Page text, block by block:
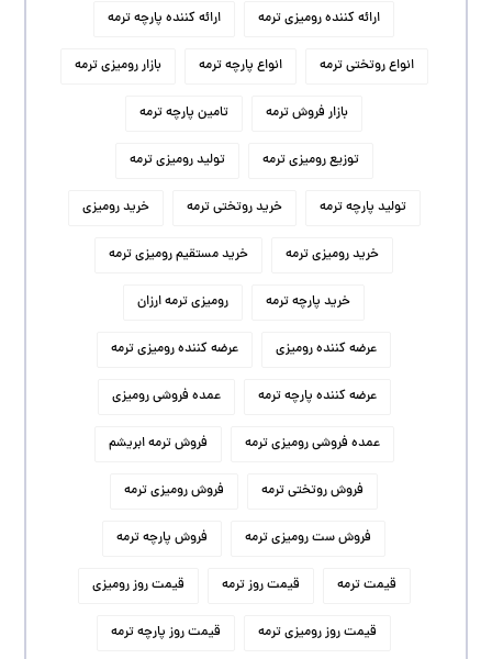
ارائه کننده رومیزی ترمه ارائه کننده پارچه ترمه
انواع روتختی ترمه انواع پارچه ترمه بازار رومیزی ترمه
بازار فروش ترمه تامین پارچه ترمه
توزیع رومیزی ترمه تولید رومیزی ترمه
تولید پارچه ترمه خرید روتختی ترمه خرید رومیزی
خرید رومیزی ترمه خرید مستقیم رومیزی ترمه
خرید پارچه ترمه رومیزی ترمه ارزان
عرضه کننده رومیزی عرضه کننده رومیزی ترمه
عرضه کننده پارچه ترمه عمده فروشی رومیزی
عمده فروشی رومیزی ترمه فروش ترمه ابریشم
فروش روتختی ترمه فروش رومیزی ترمه
فروش ست رومیزی ترمه فروش پارچه ترمه
قیمت ترمه قیمت روز ترمه قیمت روز رومیزی
قیمت روز رومیزی ترمه قیمت روز پارچه ترمه